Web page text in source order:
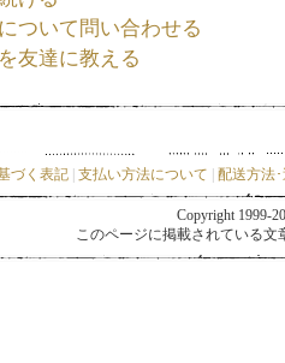
ついて問い合わせる
友達に教える
づく表記 支払い方法について 配送方法
Copyright 1999-
このページに掲載されている